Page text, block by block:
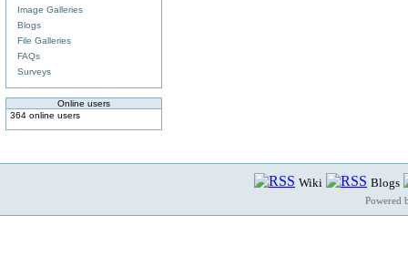
Image Galleries
Blogs
File Galleries
FAQs
Surveys
Online users
364 online users
Wiki Blogs
Powered